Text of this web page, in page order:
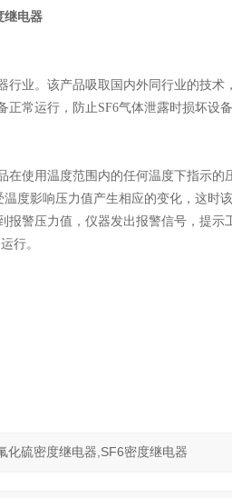
继电器
行业。该产品吸取国内外同行业的技
常运行，防止SF6气体泄露时损坏设
密度继
在使用温度范围内的任何温度下指示
度影响压力值产生相应的变化，这时
警压力值，仪器发出报警信号，提示
行。